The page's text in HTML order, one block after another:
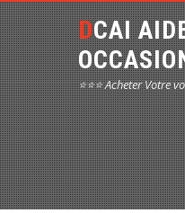
DCAI AIDE ACHAT AUTO
⭐⭐⭐ Acheter Votre